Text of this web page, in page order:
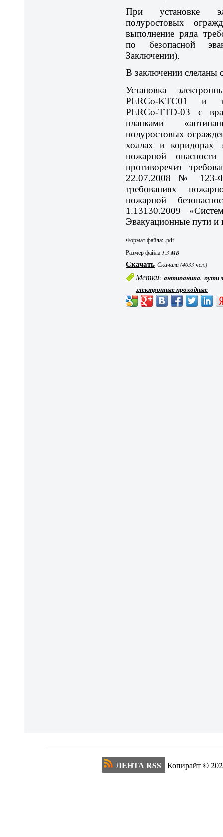
При установке
полуростовых
выполнение ряда
по безопасной
Заключении).
В заключении
Установка
PERCo-KTC01 и
PERCo-TTD-03 с
планками
полуростовых
холлах и коридорах
пожарной
противоречит
22.07.2008 № 123-
требованиях
пожарной
1.13130.2009
Эвакуационные пути и
Формат файла: .pdf
Размер файла 1.3 MB
Скачать Скачали (4033 чел.)
Метки:антипаника,пути
электронные проходные
ЛЕНТА RSS Копирайт ©